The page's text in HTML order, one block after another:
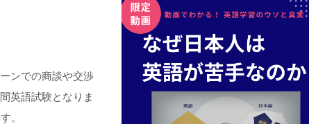
ンでの商談や交渉
英語試験となりま
。